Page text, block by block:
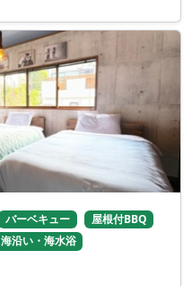
バーベキュー
屋根付BBQ
海沿い・海水浴